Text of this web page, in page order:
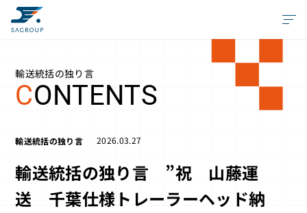
輸送統括の独り言
CONTENTS
輸送統括の独り言 2026.03.27
輸送統括の独り言 ”祝 山藤運
送 千葉仕様トレーラーヘッド納